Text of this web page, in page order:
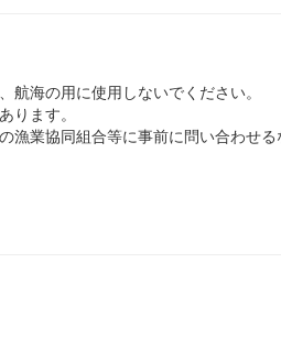
海の用に使用しないでください。
ます。
業協同組合等に事前に問い合わせ